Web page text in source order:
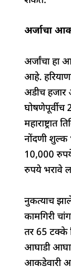
अर्जाचा
अर्जांचा हा
आहे.
अडीच हजार
महाराष्ट्रात
नोंदणी शुल्क
10,000
रुपये भरावे
नुकत्याच
कामगिरी
तर 65 टक्के
आघाडी
आकडेवारी